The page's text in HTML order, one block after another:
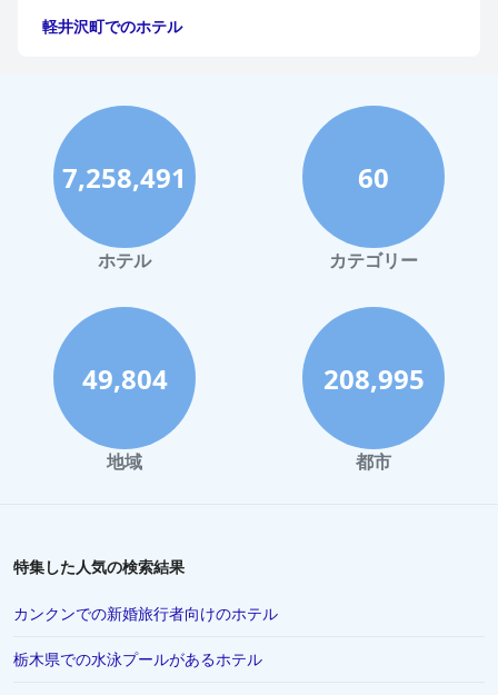
軽井沢町でのホテル
神戸市でのホテル
宮古島でのホテル
函館市でのホテル
ハワイイでのホテル
鎌倉市でのホテル
長崎市でのホテル
奄美市でのホテル
小豆島町でのホテル
千葉市でのホテル
川越市でのホテル
香川県でのホテル
7,258,491
ホテル
60
カテゴリー
49,804
地域
208,995
都市
特集した人気の検索結果
カンクンでの新婚旅行者向けのホテル
栃木県での水泳プールがあるホテル